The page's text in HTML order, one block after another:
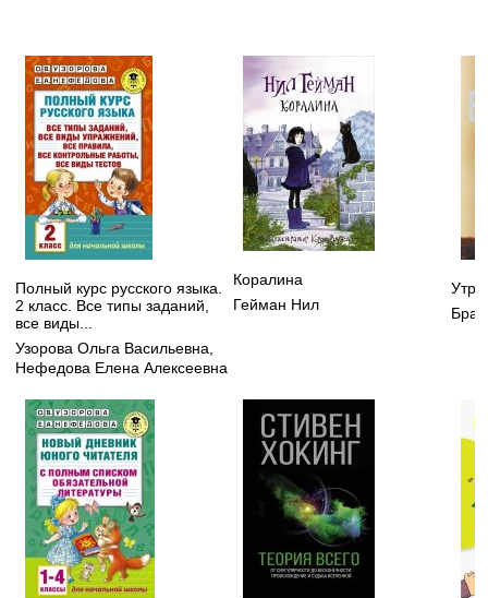
Полный курс русского языка.
2 класс. Все типы заданий,
все виды...
Узорова Ольга Васильевна
Нефедова Елена Алексеевна
Коралина
Гейман Нил